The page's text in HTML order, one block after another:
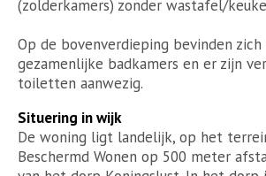
(zolderkamers) zonder wastafel/
Op de bovenverdieping bevinden
gezamenlijke badkamers en er zijn
toiletten aanwezig.
Situering in wijk
De woning ligt landelijk, op het
Beschermd Wonen op 500 meter